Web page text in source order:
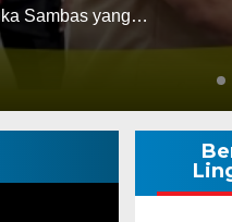
Sambas yang…